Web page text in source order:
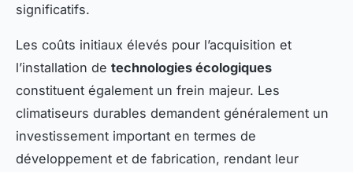
significatifs.
Les coûts initiaux élevés pour l’acquisition et
l’installation de technologies écologiques
constituent également un frein majeur. Les
climatiseurs durables demandent généralement un
investissement important en termes de
développement et de fabrication, rendant leur